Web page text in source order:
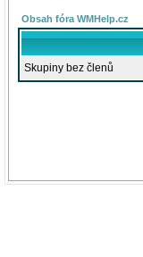
Obsah fóra WMHelp.cz
Skupiny bez členů